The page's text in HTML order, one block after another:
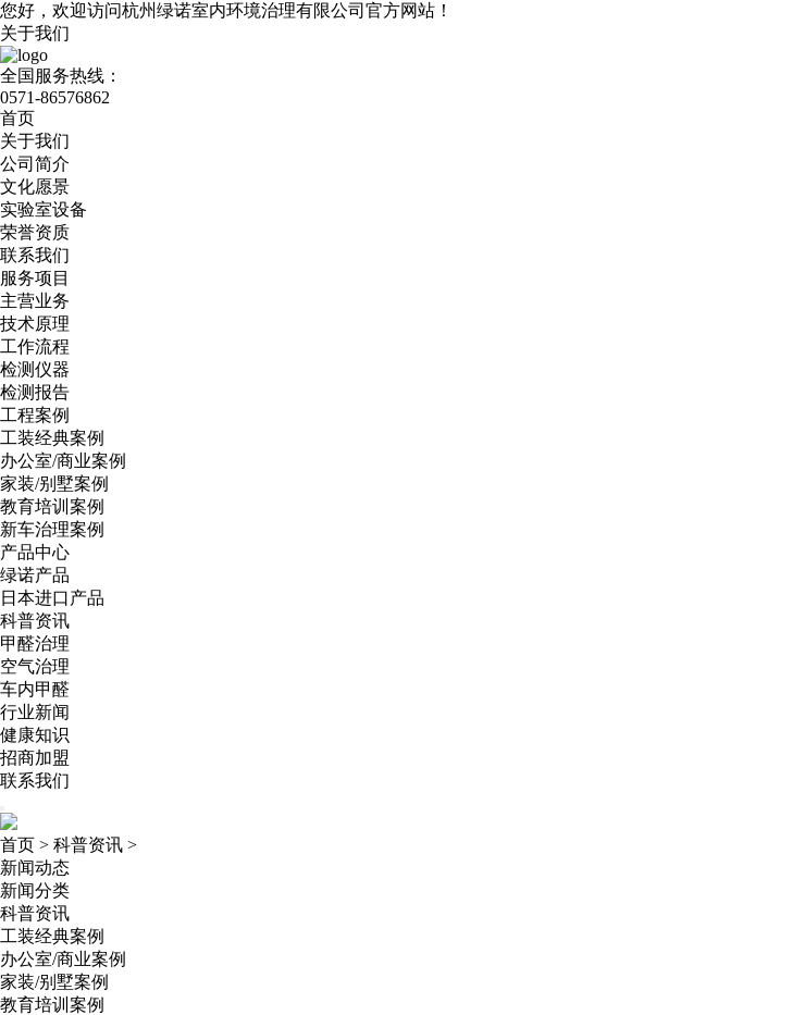
您好，欢迎访问杭州绿诺室内环境治理有限公司官方网站！
关于我们
全国服务热线：
0571-86576862
首页
关于我们
公司简介
文化愿景
实验室设备
荣誉资质
联系我们
服务项目
主营业务
技术原理
工作流程
检测仪器
检测报告
工程案例
工装经典案例
办公室/商业案例
家装/别墅案例
教育培训案例
新车治理案例
产品中心
绿诺产品
日本进口产品
科普资讯
甲醛治理
空气治理
车内甲醛
行业新闻
健康知识
招商加盟
联系我们
首页 > 科普资讯 >
新闻动态
新闻分类
科普资讯
工装经典案例
办公室/商业案例
家装/别墅案例
教育培训案例